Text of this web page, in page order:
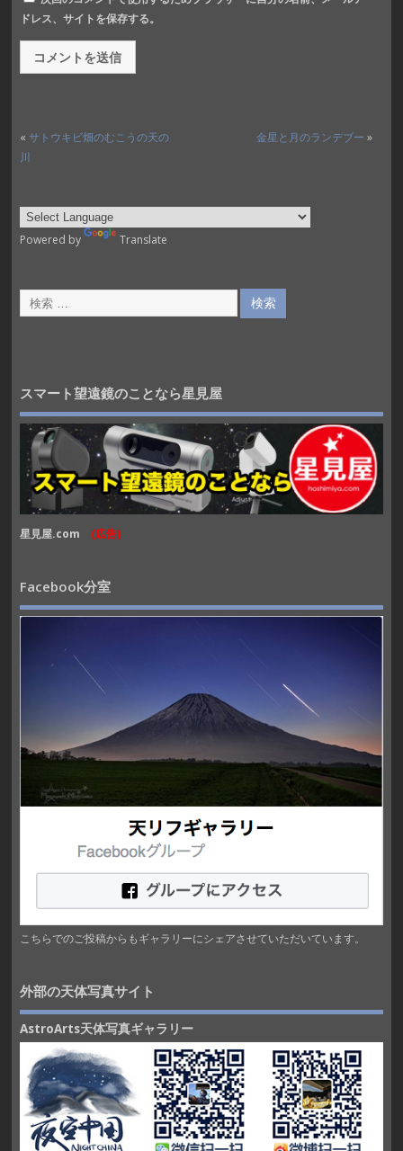
ドレス、サイトを保存する。
« サトウキビ畑のむこうの天の
川
金星と月のランデブー »
Powered by Translate
スマート望遠鏡のことなら星見屋
星見屋.com (広告)
Facebook分室
こちらでのご投稿からもギャラリーにシェアさせていただいています。
外部の天体写真サイト
AstroArts天体写真ギャラリー